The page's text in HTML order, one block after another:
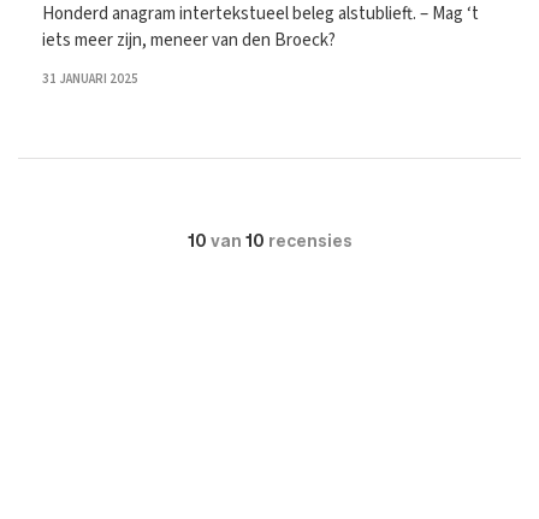
Honderd anagram intertekstueel beleg alstublieft. – Mag ‘t
iets meer zijn, meneer van den Broeck?
31 JANUARI 2025
10 van 10 recensies